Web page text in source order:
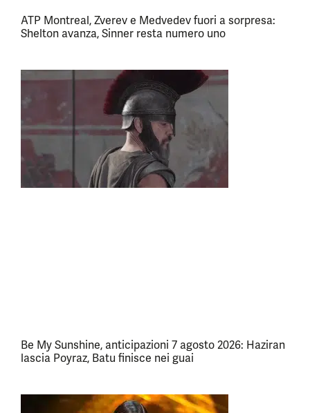
ATP Montreal, Zverev e Medvedev fuori a sorpresa:
Shelton avanza, Sinner resta numero uno
Be My Sunshine, anticipazioni 7 agosto 2026: Haziran
lascia Poyraz, Batu finisce nei guai